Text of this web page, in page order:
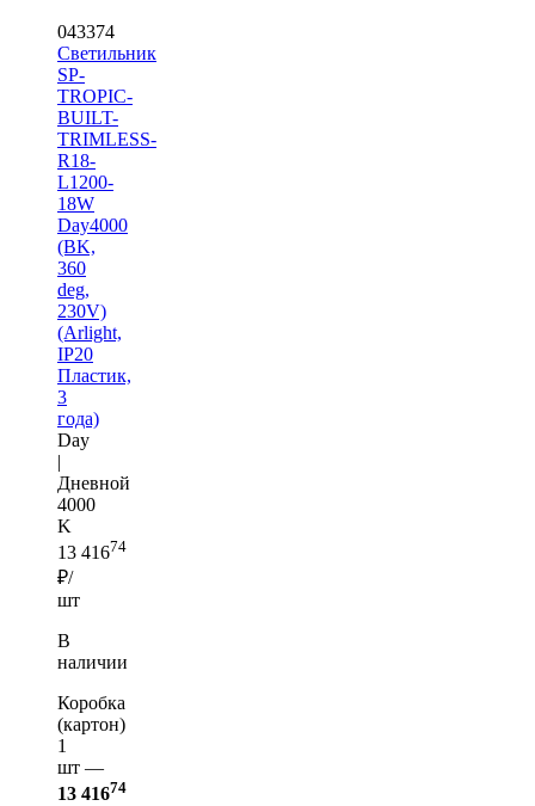
043374
Светильник
SP-
TROPIC-
BUILT-
TRIMLESS-
R18-
L1200-
18W
Day4000
(BK,
360
deg,
230V)
(Arlight,
IP20
Пластик,
3
года)
Day
|
Дневной
4000
K
13 41674
₽/
шт
В
наличии
Коробка
(картон)
1
шт —
13 41674